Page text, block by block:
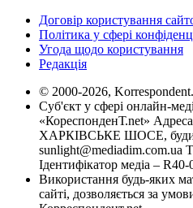
Договір користування
Політика у сфері
Угода щодо користування
Редакція
© 2000-2026,
Суб'єкт у сфері онлайн-
«КореспонденТ.net»
ХАРКІВСЬКЕ ШОСЕ,
sunlight@mediadim.com.ua
Ідентифікатор медіа –
Використання будь-яких
сайті, дозволяється за